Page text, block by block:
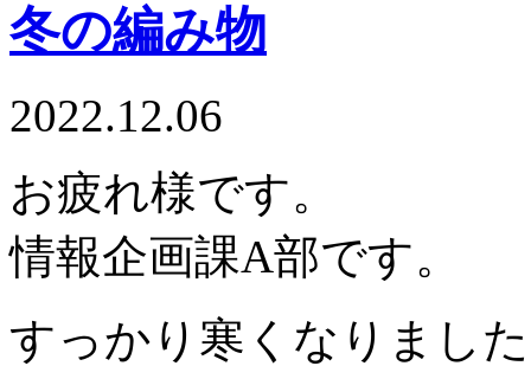
冬の編み物
2022.12.06
お疲れ様です。
情報企画課A部です。
すっかり寒くなりまし